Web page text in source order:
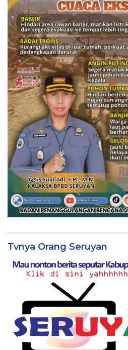
Tvnya Orang Seruyan